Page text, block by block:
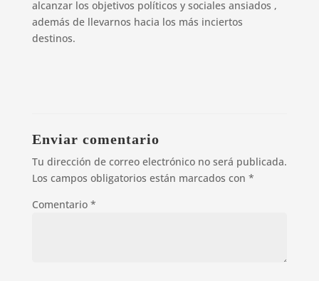
alcanzar los objetivos políticos y sociales ansiados ,
además de llevarnos hacia los más inciertos
destinos.
Enviar comentario
Tu dirección de correo electrónico no será publicada.
Los campos obligatorios están marcados con *
Comentario *